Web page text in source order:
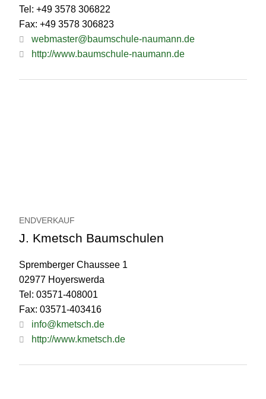
Tel: +49 3578 306822
Fax: +49 3578 306823
webmaster@baumschule-naumann.de
http://www.baumschule-naumann.de
ENDVERKAUF
J. Kmetsch Baumschulen
Spremberger Chaussee 1
02977 Hoyerswerda
Tel: 03571-408001
Fax: 03571-403416
info@kmetsch.de
http://www.kmetsch.de